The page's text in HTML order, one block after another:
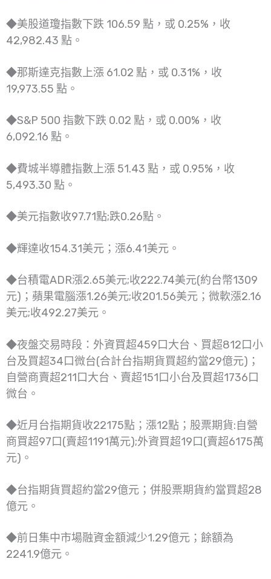
◆美股道瓊指數下跌 106.59 點，或 0.25%，收
42,982.43 點。
◆那斯達克指數上漲 61.02 點，或 0.31%，收
19,973.55 點。
◆S&P 500 指數下跌 0.02 點，或 0.00%，收
6,092.16 點。
◆費城半導體指數上漲 51.43 點，或 0.95%，收
5,493.30 點。
◆美元指數收97.71點;跌0.26點。
◆輝達收154.31美元；漲6.41美元。
◆台積電ADR漲2.65美元;收222.74美元(約台幣1309
元)；蘋果電腦漲1.26美元;收201.56美元；微軟漲2.16
美元;收492.27美元。
◆夜盤交易時段：外資買超459口大台、買超812口小
台及買超34口微台(合計台指期貨買超約當29億元)；
自營商賣超211口大台、賣超151口小台及買超1736口
微台。
◆近月台指期貨收22175點；漲12點；股票期貨:自營
商買超97口(賣超1191萬元);外資買超19口(賣超6175萬
元)。
◆台指期貨買超約當29億元；併股票期貨約當買超28
億元。
◆前日集中市場融資金額減少1.29億元；餘額為
2241.9億元。